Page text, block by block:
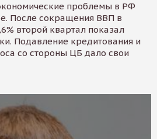
проблемы в РФ
После сокращения ВВП в
второй квартал показал
Подавление кредитования и
со стороны ЦБ дало свои